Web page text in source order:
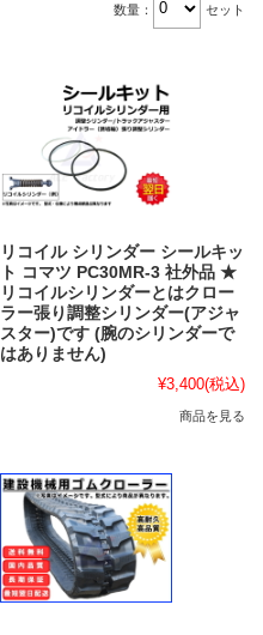
数量： セット
リコイル シリンダー シールキッ
ト コマツ PC30MR-3 社外品 ★
リコイルシリンダーとはクロー
ラー張り調整シリンダー(アジャ
スター)です (腕のシリンダーで
はありません)
¥3,400(税込)
商品を見る